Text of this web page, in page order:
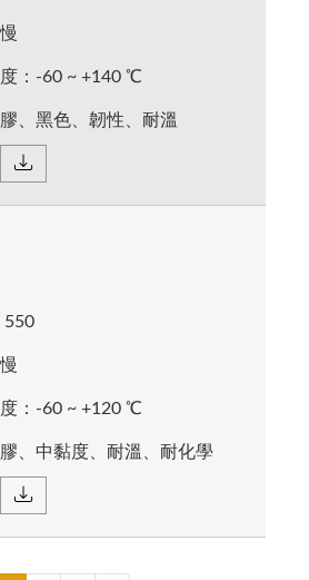
：-60 ~ +140 ℃
、黑色、韌性、耐溫
550
：-60 ~ +120 ℃
、中黏度、耐溫、耐化學